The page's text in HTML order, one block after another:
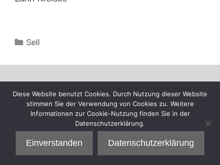
Kategorien
Sell
Diese Website benutzt Cookies. Durch Nutzung dieser Website
stimmen Sie der Verwendung von Cookies zu. Weitere
Informationen zur Cookie-Nutzung finden Sie in der
Datenschutzerklärung.
Einverstanden Datenschutzerklärung